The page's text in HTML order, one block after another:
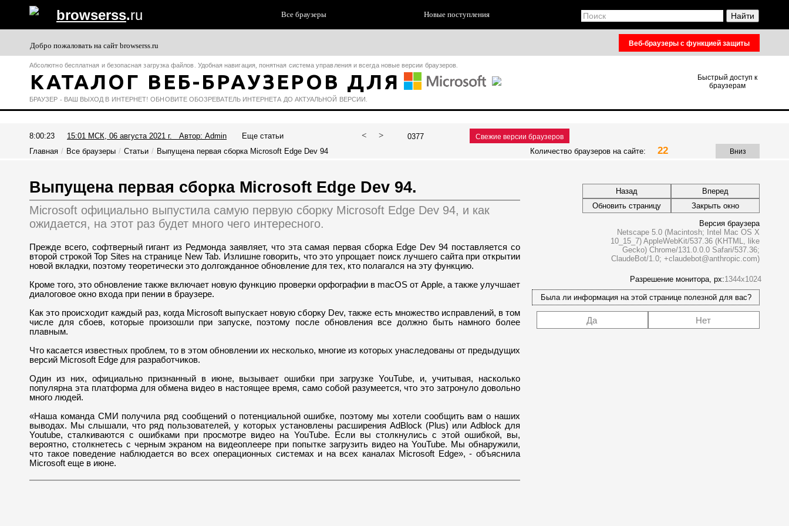
browserss.ru Все браузеры Новые поступления
Добро пожаловать на сайт browserss.ru Веб-браузеры с функцией защиты
Абсолютно бесплатная и безопасная загрузка файлов Удобная навигация, понятная система управления и всегда новые версии браузеров
КАТАЛОГ ВЕБ-БРАУЗЕРОВ ДЛЯ
Быстрый доступ к
браузерам
БРАУЗЕР - ВАШ ВЫХОД В ИНТЕРНЕТ!ОБНОВИТЕ ОБОЗРЕВАТЕЛЬ ИНТЕРНЕТА ДО АКТУАЛЬНОЙ ВЕРСИИ
8:00:23 15:01 МСК, 06 августа 2021 г. Автор: Admin Еще статьи < > Свежие версии браузеров
0377
Главная
Все браузеры Статьи Выпущена первая сборка Microsoft Edge Dev 94 24
Количество браузеров на сайте: Вниз
Выпущена первая сборка Microsoft Edge Dev 94.
Microsoft официально выпустила самую первую сборку Microsoft Edge Dev 94, и как
ожидается, на этот раз будет много чего интересного.
Прежде всего, софтверный гигант из Редмонда заявляет, что эта самая первая сборка Edge Dev 94 поставляется со
второй строкой Top Sites на странице New Tab. Излишне говорить, что это упрощает поиск лучшего сайта при открытии
новой вкладки, поэтому теоретически это долгожданное обновление для тех, кто полагался на эту функцию.
Кроме того, это обновление также включает новую функцию проверки орфографии в macOS от Apple, а также улучшает
диалоговое окно входа при пении в браузере.
Как это происходит каждый раз, когда Microsoft выпускает новую сборку Dev, также есть множество исправлений, в том
числе для сбоев, которые произошли при запуске, поэтому после обновления все должно быть намного более
плавным.
Что касается известных проблем, то в этом обновлении их несколько, многие из которых унаследованы от предыдущих
версий Microsoft Edge для разработчиков.
Один из них, официально признанный в июне, вызывает ошибки при загрузке YouTube, и, учитывая, насколько
популярна эта платформа для обмена видео в настоящее время, само собой разумеется, что это затронуло довольно
много людей.
«Наша команда СМИ получила ряд сообщений о потенциальной ошибке, поэтому мы хотели сообщить вам о наших
выводах. Мы слышали, что ряд пользователей, у которых установлены расширения AdBlock (Plus) или Adblock для
Youtube, сталкиваются с ошибками при просмотре видео на YouTube. Если вы столкнулись с этой ошибкой, вы,
вероятно, столкнетесь с черным экраном на видеоплеере при попытке загрузить видео на YouTube. Мы обнаружили,
что такое поведение наблюдается во всех операционных системах и на всех каналах Microsoft Edge», - объяснила
Microsoft еще в июне.
Назад
Вперед
Обновить страницу
Закрыть окно
Версия браузера
Netscape 5.0 (Macintosh; Intel Mac OS X
10_15_7) AppleWebKit/537.36 (KHTML, like
Gecko) Chrome/131.0.0.0 Safari/537.36;
ClaudeBot/1.0; +claudebot@anthropic.com)
Разрешение монитора, px:1344x1024
Была ли информация на этой странице полезной для вас?
Да Нет